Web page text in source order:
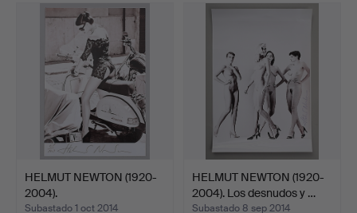
HELMUT NEWTON (1920-
2004).
Subastado 1 oct 2014
HELMUT NEWTON (1920-
2004). Los desnudos y …
Subastado 8 sep 2014